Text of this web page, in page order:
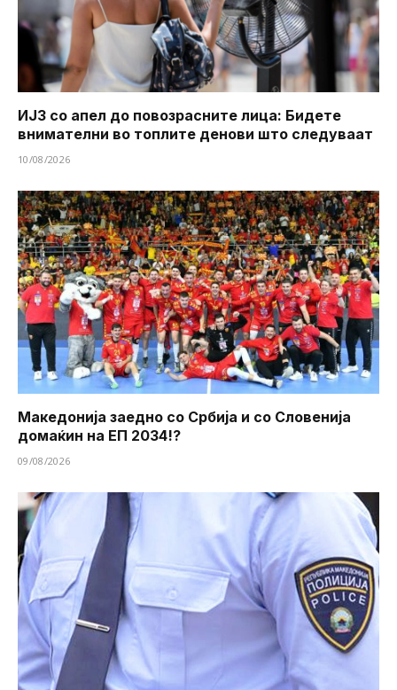
ИЈЗ со апел до повозрасните лица: Бидете
внимателни во топлите денови што следуваат
10/08/2026
Македонија заедно со Србија и со Словенија
домаќин на ЕП 2034!?
09/08/2026